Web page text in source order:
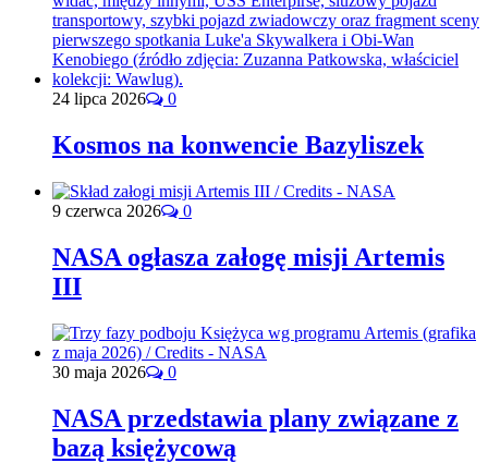
24 lipca 2026 0
Kosmos na konwencie Bazyliszek
9 czerwca 2026 0
NASA ogłasza załogę misji Artemis
III
30 maja 2026 0
NASA przedstawia plany związane z
bazą księżycową